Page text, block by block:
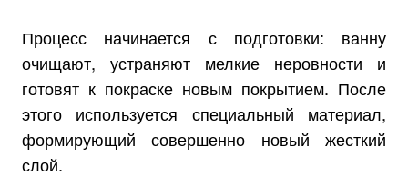
Процесс начинается с подготовки: ванну
очищают, устраняют мелкие неровности и
готовят к покраске новым покрытием. После
этого используется специальный материал,
формирующий совершенно новый жесткий
слой.